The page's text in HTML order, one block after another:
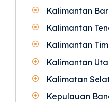
Kalimantan
Kalimantan
Kalimantan
Kalimantan
Kalimatan
Kepulauan